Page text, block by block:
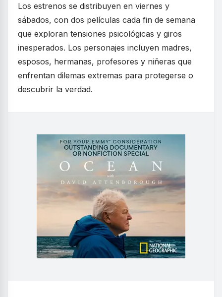
Los estrenos se distribuyen en viernes y
sábados, con dos películas cada fin de semana
que exploran tensiones psicológicas y giros
inesperados. Los personajes incluyen madres,
esposos, hermanas, profesores y niñeras que
enfrentan dilemas extremas para protegerse o
descubrir la verdad.